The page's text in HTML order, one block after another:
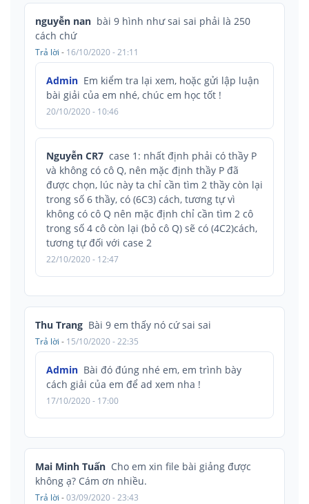
nguyễn nan bài 9 hình như sai sai phải là 250
cách chứ
Trả lời - 16/10/2020 - 21:11
Admin Em kiểm tra lại xem, hoặc gửi lập luận
bài giải của em nhé, chúc em học tốt !
20/10/2020 - 10:46
Nguyễn CR7 case 1: nhất định phải có thầy P
và không có cô Q, nên mặc định thầy P đã
được chọn, lúc này ta chỉ cần tìm 2 thầy còn lại
trong số 6 thầy, có (6C3) cách, tương tự vì
không có cô Q nên mặc định chỉ cần tìm 2 cô
trong số 4 cô còn lại (bỏ cô Q) sẽ có (4C2)cách,
tương tự đối với case 2
22/10/2020 - 12:47
Thu Trang Bài 9 em thấy nó cứ sai sai
Trả lời - 15/10/2020 - 22:35
Admin Bài đó đúng nhé em, em trình bày
cách giải của em để ad xem nha !
17/10/2020 - 17:00
Mai Minh Tuấn Cho em xin file bài giảng được
không ạ? Cám ơn nhiều.
Trả lời -03/09/2020 - 23:43